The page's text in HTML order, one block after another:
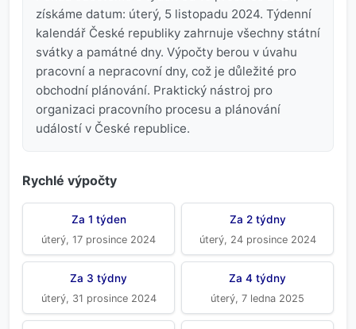
získáme datum: úterý, 5 listopadu 2024. Týdenní
kalendář České republiky zahrnuje všechny státní
svátky a památné dny. Výpočty berou v úvahu
pracovní a nepracovní dny, což je důležité pro
obchodní plánování. Praktický nástroj pro
organizaci pracovního procesu a plánování
událostí v České republice.
Rychlé výpočty
Za 1 týden
úterý, 17 prosince 2024
Za 2 týdny
úterý, 24 prosince 2024
Za 3 týdny
úterý, 31 prosince 2024
Za 4 týdny
úterý, 7 ledna 2025